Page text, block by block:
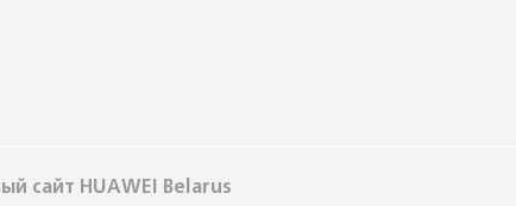
сайт HUAWEI Belarus